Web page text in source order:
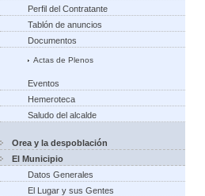
Perfil del Contratante
Tablón de anuncios
Documentos
Actas de Plenos
Eventos
Hemeroteca
Saludo del alcalde
Orea y la despoblación
El Municipio
Datos Generales
El Lugar y sus Gentes